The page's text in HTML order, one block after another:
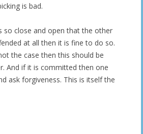
is bad.
so close and open that the other
at all then it is fine to do so.
the case then this should be
And if it is committed then one
ask forgiveness. This is itself the